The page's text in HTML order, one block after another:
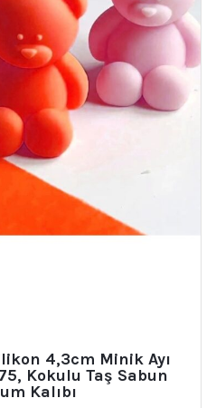
4,3cm Minik Ayı
Kokulu Taş Sabun
Kalıbı